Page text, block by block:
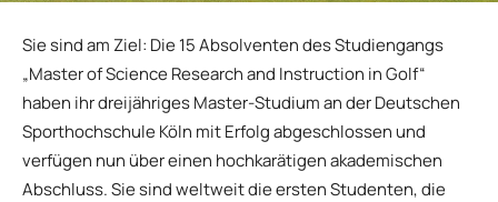
Sie sind am Ziel: Die 15 Absolventen des Studiengangs
„Master of Science Research and Instruction in Golf“
haben ihr dreijähriges Master-Studium an der Deutschen
Sporthochschule Köln mit Erfolg abgeschlossen und
verfügen nun über einen hochkarätigen akademischen
Abschluss. Sie sind weltweit die ersten Studenten, die